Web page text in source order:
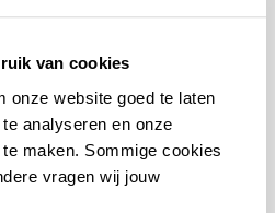
van cookies
onze website goed te laten
analyseren en onze
maken. Sommige cookies
vragen wij jouw
de wereld van Marvis
van mondgezondheid